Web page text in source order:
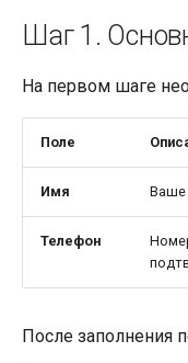
Шаг 1.
На первом шаге
Поле
Имя Ваше
Телефон
После заполнения